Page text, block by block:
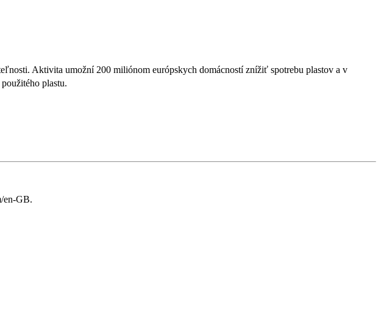
Aktivita umožní 200 miliónom európskych domácností znížiť spotrebu plastov a v
plastu.
en-GB.